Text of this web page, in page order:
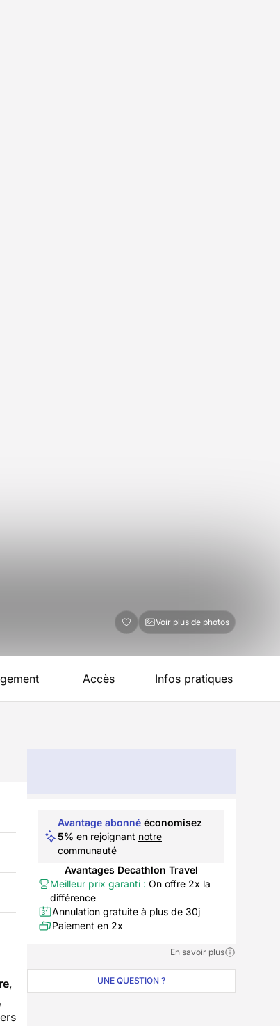
Voir plus de photos
Accès Infos pratiques
,
,
Avantage abonné économisez
5% en rejoignant notre
communauté
Avantages Decathlon Travel
Meilleur prix garanti : On offre 2x la
différence
Annulation gratuite à plus de 30j
Paiement en 2x
En savoir plus
UNE QUESTION ?